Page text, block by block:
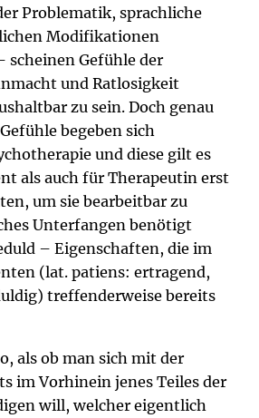
Problematik, sprachliche
Modifikationen
scheinen Gefühle der
und Ratlosigkeit
zu sein. Doch genau
begeben sich
und diese gilt es
als auch für Therapeutin erst
um sie bearbeitbar zu
Unterfangen benötigt
– Eigenschaften, die im
(lat. patiens: ertragend,
treffenderweise bereits
als ob man sich mit der
im Vorhinein jenes Teiles der
will, welcher eigentlich